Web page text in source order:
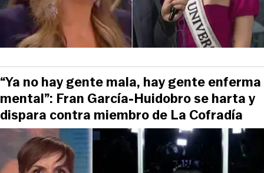
“Ya no hay gente mala, hay gente enferma
mental”: Fran García-Huidobro se harta y
dispara contra miembro de La Cofradía